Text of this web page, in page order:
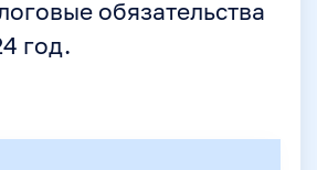
обязательства
год.